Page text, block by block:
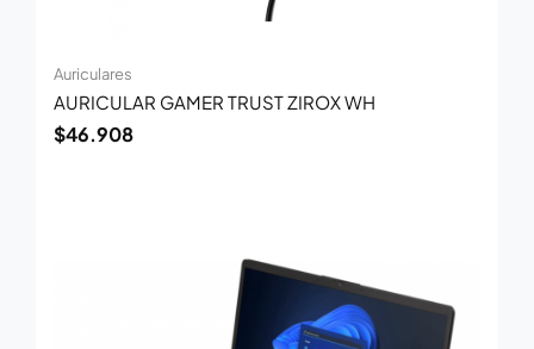
Auriculares
AURICULAR GAMER TRUST ZIROX WH
$46.908